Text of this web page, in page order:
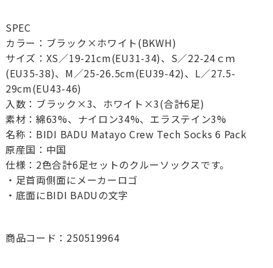
SPEC
カラー：ブラック×ホワイト(BKWH)
サイズ：XS／19-21cm(EU31-34)、S／22-24ｃｍ
(EU35-38)、M／25-26.5cm(EU39-42)、L／27.5-
29cm(EU43-46)
入数：ブラック×3、ホワイト×3(合計6足)
素材：綿63%、ナイロン34%、エラステイン3%
名称：BIDI BADU Matayo Crew Tech Socks 6 Pack
原産国：中国
仕様：2色合計6足セットのクルーソックスです。
・足首両側面にメーカーロゴ
・底面にBIDI BADUの文字
商品コード：250519964